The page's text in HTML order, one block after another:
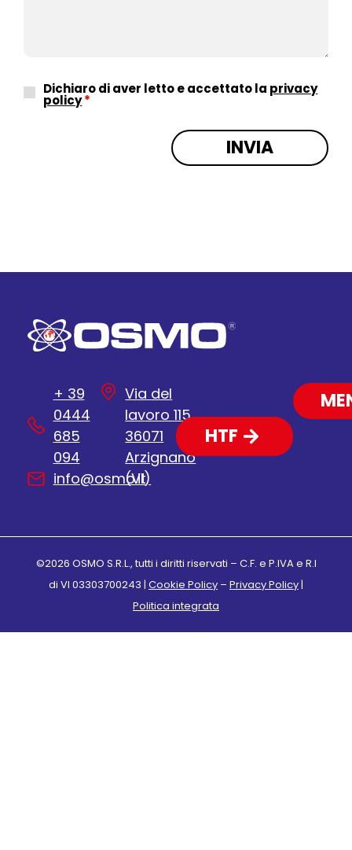
Dichiaro di aver letto e accettato la privacy
policy*
+ 39
0444
685
094
info@osmo.it
Via del
lavoro 115
36071
Arzignano
(VI)
HTF
©2026 OSMO S.R.L., tutti i diritti riservati – C.F. e P.IVA e R.I
di VI 03303700243 | Cookie Policy – Privacy Policy |
Politica integrata